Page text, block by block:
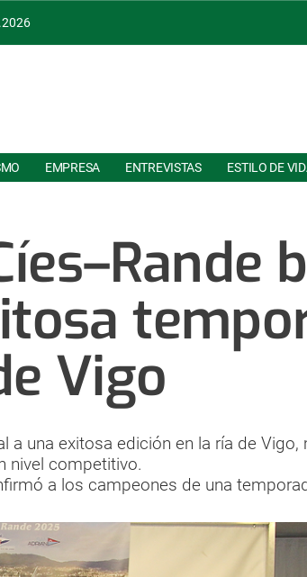
EMPRESA ENTREVISTAS ESTILO DE
Vigo
a una exitosa edición en la ría de
nivel competitivo.
a los campeones de una